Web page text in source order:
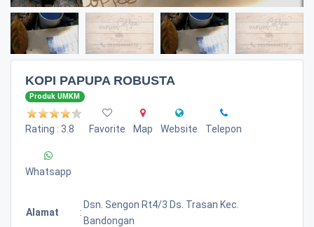
KOPI PAPUPA ROBUSTA
Produk UMKM
Rating : 3.8 Favorite Map Website Telepon
Whatsapp
Alamat :
Dsn. Sengon Rt4/3 Ds. Trasan Kec.
Bandongan